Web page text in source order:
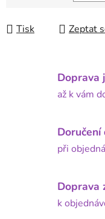
Tisk Zeptat
Doprava
až k vám
při
Doprava
k